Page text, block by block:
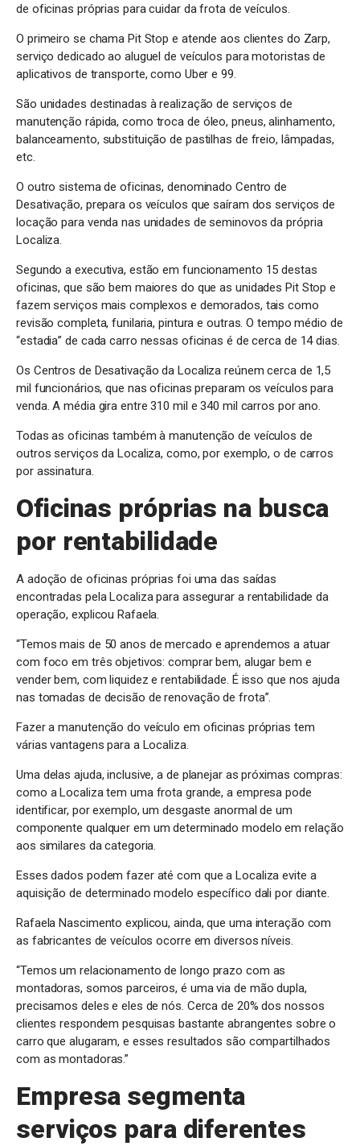
de oficinas próprias para cuidar da frota de veículos.
O primeiro se chama Pit Stop e atende aos clientes do Zarp,
serviço dedicado ao aluguel de veículos para motoristas de
aplicativos de transporte, como Uber e 99.
São unidades destinadas à realização de serviços de
manutenção rápida, como troca de óleo, pneus, alinhamento,
balanceamento, substituição de pastilhas de freio, lâmpadas,
etc.
O outro sistema de oficinas, denominado Centro de
Desativação, prepara os veículos que saíram dos serviços de
locação para venda nas unidades de seminovos da própria
Localiza.
Segundo a executiva, estão em funcionamento 15 destas
oficinas, que são bem maiores do que as unidades Pit Stop e
fazem serviços mais complexos e demorados, tais como
revisão completa, funilaria, pintura e outras. O tempo médio de
“estadia” de cada carro nessas oficinas é de cerca de 14 dias.
Os Centros de Desativação da Localiza reúnem cerca de 1,5
mil funcionários, que nas oficinas preparam os veículos para
venda. A média gira entre 310 mil e 340 mil carros por ano.
Todas as oficinas também à manutenção de veículos de
outros serviços da Localiza, como, por exemplo, o de carros
por assinatura.
Oficinas próprias na busca
por rentabilidade
A adoção de oficinas próprias foi uma das saídas
encontradas pela Localiza para assegurar a rentabilidade da
operação, explicou Rafaela.
“Temos mais de 50 anos de mercado e aprendemos a atuar
com foco em três objetivos: comprar bem, alugar bem e
vender bem, com liquidez e rentabilidade. É isso que nos ajuda
nas tomadas de decisão de renovação de frota”.
Fazer a manutenção do veículo em oficinas próprias tem
várias vantagens para a Localiza.
Uma delas ajuda, inclusive, a de planejar as próximas compras:
como a Localiza tem uma frota grande, a empresa pode
identificar, por exemplo, um desgaste anormal de um
componente qualquer em um determinado modelo em relação
aos similares da categoria.
Esses dados podem fazer até com que a Localiza evite a
aquisição de determinado modelo específico dali por diante.
Rafaela Nascimento explicou, ainda, que uma interação com
as fabricantes de veículos ocorre em diversos níveis.
“Temos um relacionamento de longo prazo com as
montadoras, somos parceiros, é uma via de mão dupla,
precisamos deles e eles de nós. Cerca de 20% dos nossos
clientes respondem pesquisas bastante abrangentes sobre o
carro que alugaram, e esses resultados são compartilhados
com as montadoras.”
Empresa segmenta
serviços para diferentes